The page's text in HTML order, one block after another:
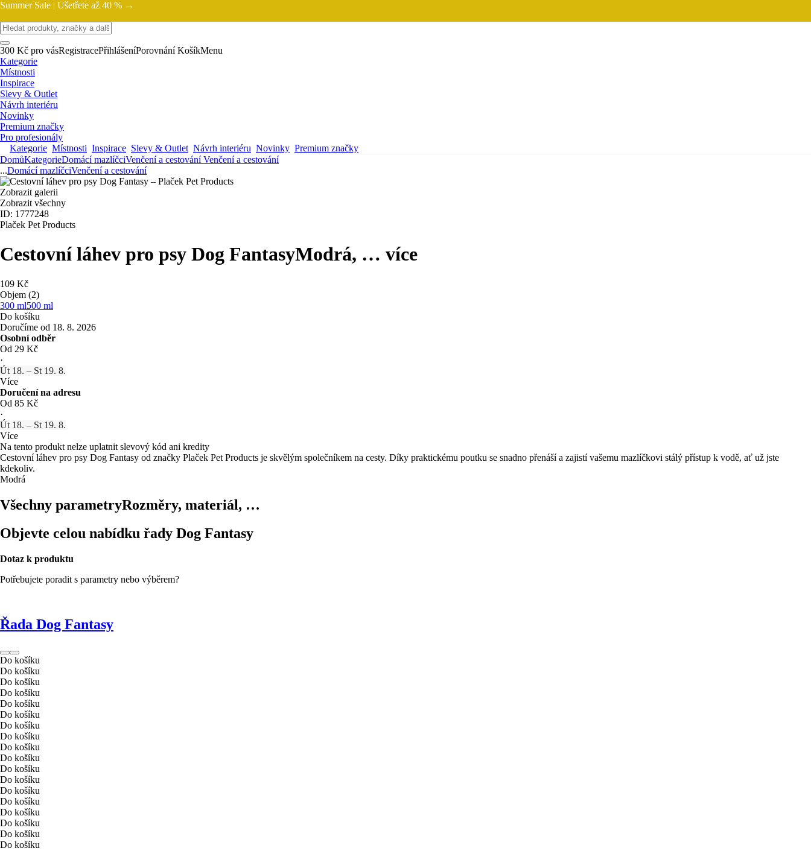
Summer Sale | Ušetřete až 40 % →
300 Kč pro vásRegistracePřihlášeníPorovnání KošíkMenu
Kategorie
Místnosti
Inspirace
Slevy & Outlet
Návrh interiéru
Novinky
Premium značky
Pro profesionály
Kategorie Místnosti Inspirace Slevy & Outlet Návrh interiéru Novinky Premium značky
DomůKategorieDomácí mazlíčciVenčení a cestováníVenčení a cestování
...Domácí mazlíčciVenčení a cestování
Zobrazit galerii
Zobrazit všechny
ID: 1777248
Plaček Pet Products
Cestovní láhev pro psy Dog FantasyModrá, … více
109 Kč
Objem (2)
300 ml500 ml
Do košíku
Doručíme od 18. 8. 2026
Osobní odběr
Od 29 Kč
·
Út 18. – St 19. 8.
Více
Doručení na adresu
Od 85 Kč
·
Út 18. – St 19. 8.
Více
Na tento produkt nelze uplatnit slevový kód ani kredity
Cestovní láhev pro psy Dog Fantasy od značky Plaček Pet Products je skvělým společníkem na cesty. Díky praktickému poutku se snadno přenáší a zajistí vašemu mazlíčkovi stálý přístup k vodě, ať už jste
kdekoliv.
Modrá
Všechny parametryRozměry, materiál, …
Objevte celou nabídku řady Dog Fantasy
Dotaz k produktu
Potřebujete poradit s parametry nebo výběrem?
Řada Dog Fantasy
Do košíku
Do košíku
Do košíku
Do košíku
Do košíku
Do košíku
Do košíku
Do košíku
Do košíku
Do košíku
Do košíku
Do košíku
Do košíku
Do košíku
Do košíku
Do košíku
Do košíku
Do košíku